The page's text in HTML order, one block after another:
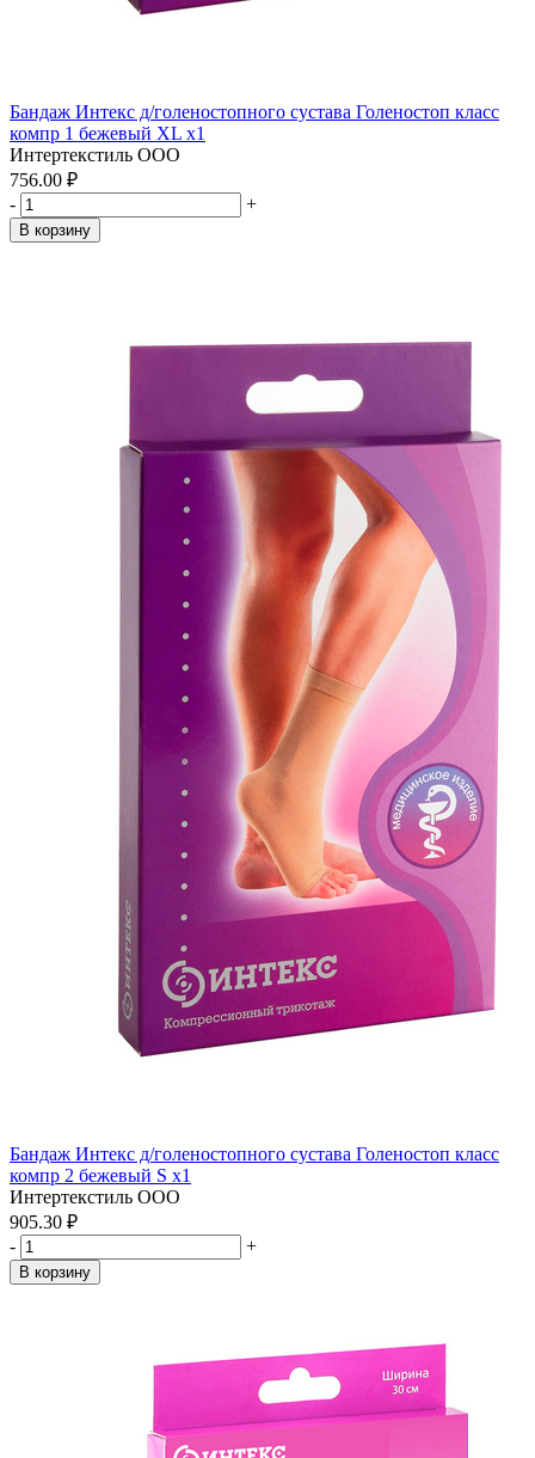
Бандаж Интекс д/голеностопного сустава Голеностоп класс
компр 1 бежевый XL x1
Интертекстиль ООО
756.00 ₽
-
+
В корзину
Бандаж Интекс д/голеностопного сустава Голеностоп класс
компр 2 бежевый S x1
Интертекстиль ООО
905.30 ₽
-
+
В корзину